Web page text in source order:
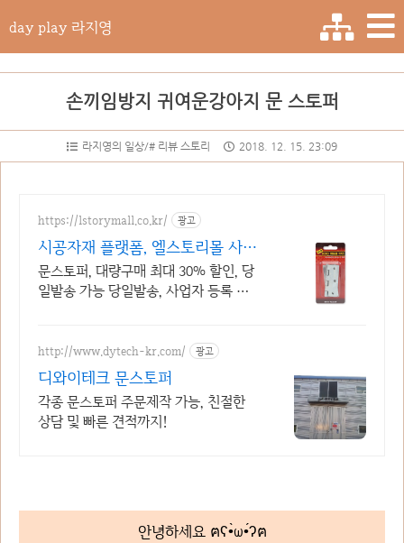
day play 라지영
손끼임방지 귀여운강아지 문 스토퍼
라지영의 일상/# 리뷰 스토리 2018. 12. 15. 23:09
https://lstorymall.co.kr/ 광고
시공자재 플랫폼, 엘스토리몰 사업
자 전용 B2B 자재몰
문스토퍼, 대량구매 최대 30% 할인, 당
일발송 가능 당일발송, 사업자 등록 혜
http://www.dytech-kr.com/ 광고
디와이테크 문스토퍼
각종 문스토퍼 주문제작 가능, 친절한
상담 및 빠른 견적까지!
안녕하세요 ฅʕ•̀ω•́ʔฅ